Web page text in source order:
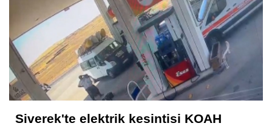
Siverek'te elektrik kesintisi KOAH